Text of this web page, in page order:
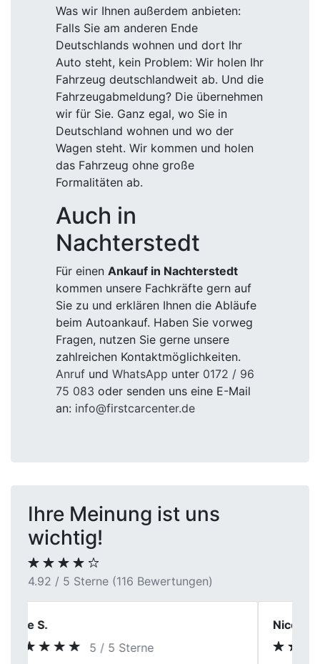
Was wir Ihnen außerdem anbieten:
Falls Sie am anderen Ende
Deutschlands wohnen und dort Ihr
Auto steht, kein Problem: Wir holen Ihr
Fahrzeug deutschlandweit ab. Und die
Fahrzeugabmeldung? Die übernehmen
wir für Sie. Ganz egal, wo Sie in
Deutschland wohnen und wo der
Wagen steht. Wir kommen und holen
das Fahrzeug ohne große
Formalitäten ab.
Auch in
Nachterstedt
Für einen Ankauf in Nachterstedt
kommen unsere Fachkräfte gern auf
Sie zu und erklären Ihnen die Abläufe
beim Autoankauf. Haben Sie vorweg
Fragen, nutzen Sie gerne unsere
zahlreichen Kontaktmöglichkeiten.
Anruf und WhatsApp unter 0172 / 96
75 083 oder senden uns eine E-Mail
an: info@firstcarcenter.de
Ihre Meinung ist uns
wichtig!
4.92 / 5 Sterne (116 Bewertungen)
Nico Fischer
5 / 5 Sterne